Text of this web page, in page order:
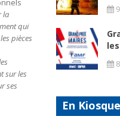
la
qui
pièces
sur les
ses
En Kiosque